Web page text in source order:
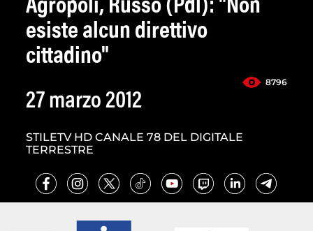
Agropoli, Russo (Pdl): "Non
esiste alcun direttivo
cittadino"
8796
27 marzo 2012
STILETV HD CANALE 78 DEL DIGITALE
TERRESTRE